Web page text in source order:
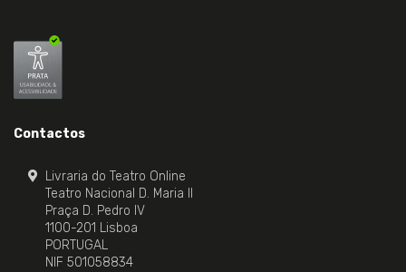
Contactos
Livraria do Teatro Online
Teatro Nacional D. Maria II
Praça D. Pedro IV
1100-201 Lisboa
PORTUGAL
NIF 501058834